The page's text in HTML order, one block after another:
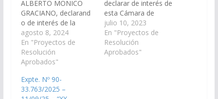
ALBERTO MONICO
GRACIANO, declarand
o de interés de la
Cámara de Senadores
el ¨28° Encuentro
Nacional de Fortines y
Agrupaciones
por la Agrupación
Tradicionalista
agosto 8, 2024
En "Proyectos de
Resolución
Aprobados"
declarar de interés de
esta Cámara de
Senadores, el 29º
Encuentro de Fortines
y Agrupaciones
Gauchas de Balboa,
julio 10, 2023
En "Proyectos de
Resolución
Aprobados"
Expte. Nº 90-
33.763/2025 –